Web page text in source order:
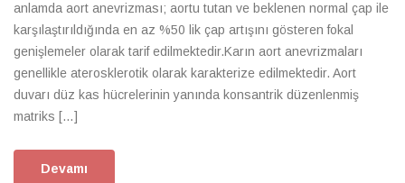
anlamda aort anevrizması; aortu tutan ve beklenen normal çap ile
karşılaştırıldığında en az %50 lik çap artışını gösteren fokal
genişlemeler olarak tarif edilmektedir.Karın aort anevrizmaları
genellikle aterosklerotik olarak karakterize edilmektedir. Aort
duvarı düz kas hücrelerinin yanında konsantrik düzenlenmiş
matriks […]
Devamı